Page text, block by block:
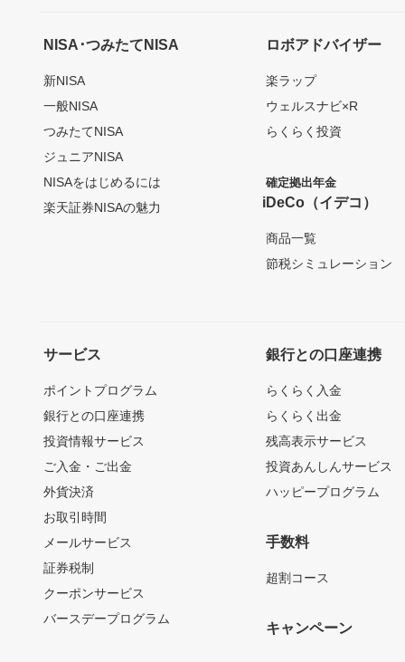
NISA･つみたてNISA
新NISA
一般NISA
つみたてNISA
ジュニアNISA
NISAをはじめるには
楽天証券NISAの魅力
ロボアドバイザー
楽ラップ
ウェルスナビ×R
らくらく投資
確定拠出年金
iDeCo（イデコ）
商品一覧
節税シミュレーション
サービス
ポイントプログラム
銀行との口座連携
投資情報サービス
ご入金・ご出金
外貨決済
お取引時間
メールサービス
証券税制
クーポンサービス
バースデープログラム
銀行との口座連携
らくらく入金
らくらく出金
残高表示サービス
投資あんしんサービス
ハッピープログラム
手数料
超割コース
キャンペーン